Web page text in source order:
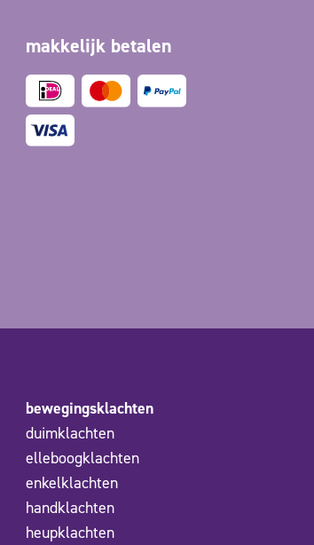
makkelijk betalen
bewegingsklachten
duimklachten
elleboogklachten
enkelklachten
handklachten
heupklachten